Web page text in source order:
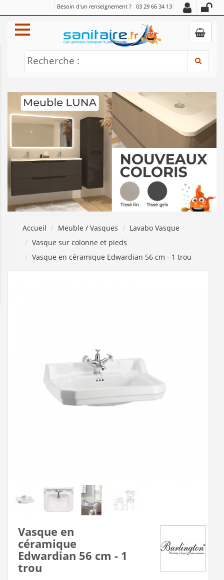
Besoin d'un renseignement ? 03 29 66 34 13
Recherche :
Accueil Meuble / Vasques
Lavabo Vasque
Vasque sur colonne et pieds
Vasque en céramique Edwardian 56 cm - 1 trou
Vasque en
céramique
Edwardian 56 cm - 1
trou